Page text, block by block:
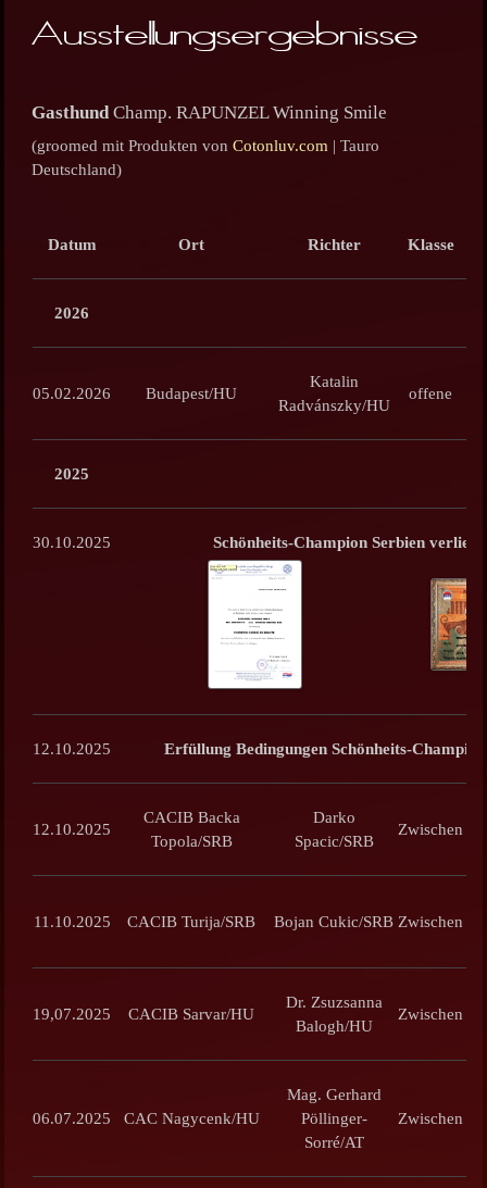
Ausstellungsergebnisse
GasthundChamp. RAPUNZEL Winning Smile
(groomed mit Produkten vonCotonluv.com | Tauro
Deutschland)
Datum Ort Richter Klasse
2026
05.02.2026 Budapest/HU
Katalin
Radvánszky/HU
offene
2025
30.10.2025 Schönheits-Champion Serbien
12.10.2025 Erfüllung Bedingungen Schönheits-
12.10.2025
CACIB Backa
Topola/SRB
Darko
Spacic/SRB
Zwischen
11.10.2025 CACIB Turija/SRB Bojan Cukic/SRB Zwischen
19,07.2025 CACIB Sarvar/HU
Dr. Zsuzsanna
Balogh/HU
Zwischen
06.07.2025 CAC Nagycenk/HU
Mag. Gerhard
Pöllinger-
Sorré/AT
Zwischen